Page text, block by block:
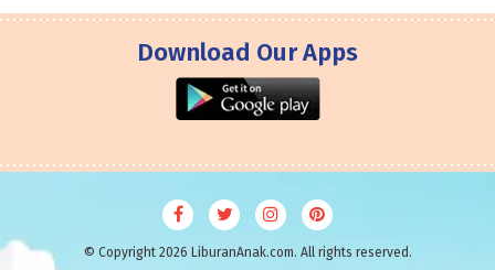
Download Our Apps
© Copyright 2026 LiburanAnak.com. All rights reserved.